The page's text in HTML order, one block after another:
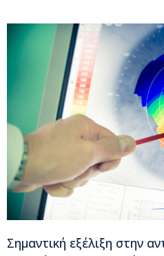
Σημαντική εξέλιξη στην